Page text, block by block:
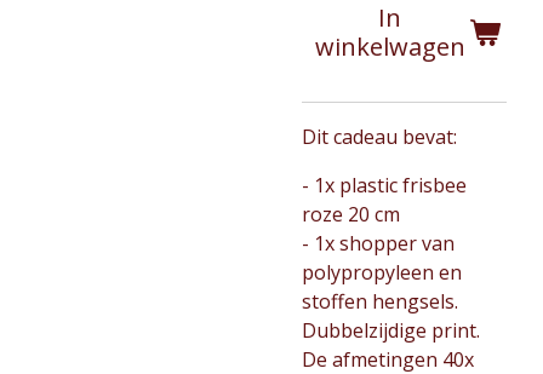
In
winkelwagen
Dit cadeau bevat:
- 1x plastic frisbee
roze 20 cm
- 1x shopper van
polypropyleen en
stoffen hengsels.
Dubbelzijdige print.
De afmetingen 40x